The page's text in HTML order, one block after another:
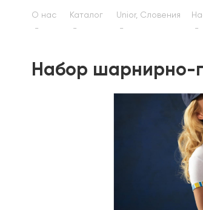
О нас Каталог Unior, Словения
Набор шарнирно-